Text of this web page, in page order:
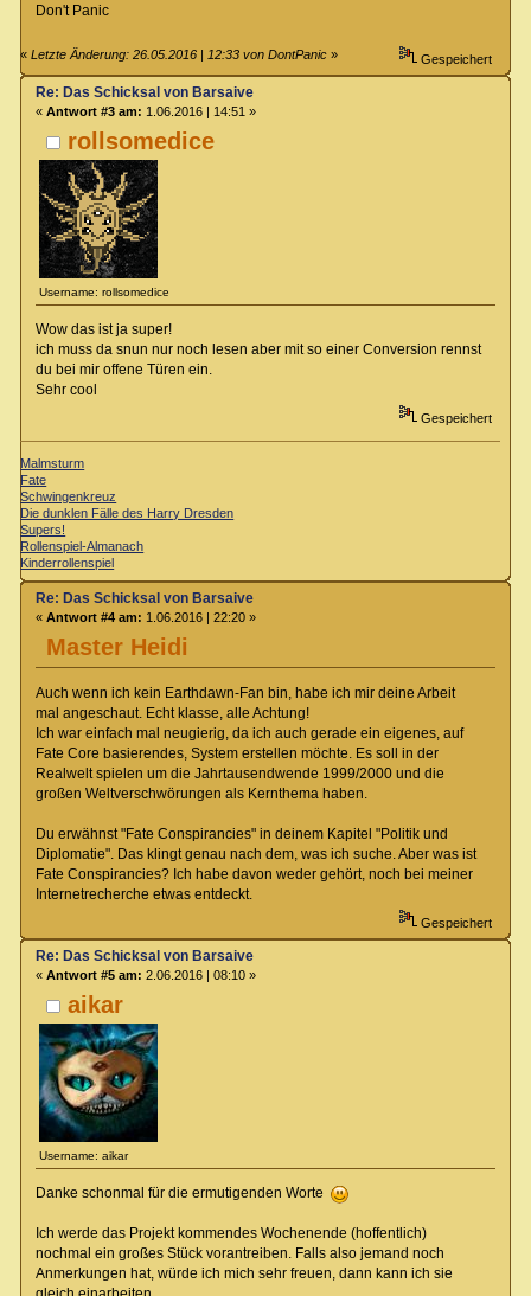
Don't Panic
«Letzte Änderung: 26.05.2016 | 12:33 von DontPanic » Gespeichert
rollsomedice
Username: rollsomedice
Re: Das Schicksal von Barsaive
« Antwort #3 am: 1.06.2016 | 14:51 »
Wow das ist ja super!
ich muss da snun nur noch lesen aber mit so einer Conversion rennst
du bei mir offene Türen ein.
Sehr cool
Gespeichert
Malmsturm
Fate
Schwingenkreuz
Die dunklen Fälle des Harry Dresden
Supers!
Rollenspiel-Almanach
Kinderrollenspiel
Master Heidi
Re: Das Schicksal von Barsaive
« Antwort #4 am: 1.06.2016 | 22:20 »
Auch wenn ich kein Earthdawn-Fan bin, habe ich mir deine Arbeit
mal angeschaut. Echt klasse, alle Achtung!
Ich war einfach mal neugierig, da ich auch gerade ein eigenes, auf
Fate Core basierendes, System erstellen möchte. Es soll in der
Realwelt spielen um die Jahrtausendwende 1999/2000 und die
großen Weltverschwörungen als Kernthema haben.
Du erwähnst "Fate Conspirancies" in deinem Kapitel "Politik und
Diplomatie". Das klingt genau nach dem, was ich suche. Aber was ist
Fate Conspirancies? Ich habe davon weder gehört, noch bei meiner
Internetrecherche etwas entdeckt.
Gespeichert
aikar
Username: aikar
Re: Das Schicksal von Barsaive
« Antwort #5 am: 2.06.2016 | 08:10 »
Danke schonmal für die ermutigenden Worte
Ich werde das Projekt kommendes Wochenende (hoffentlich)
nochmal ein großes Stück vorantreiben. Falls also jemand noch
Anmerkungen hat, würde ich mich sehr freuen, dann kann ich sie